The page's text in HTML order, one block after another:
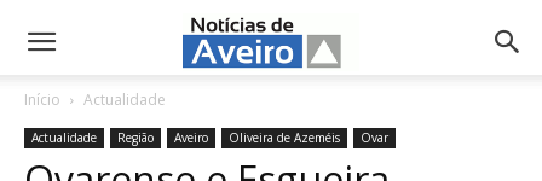
NotíciasdeAveiro.pt
Início Actualidade
Actualidade Região Aveiro Oliveira de Azeméis Ovar